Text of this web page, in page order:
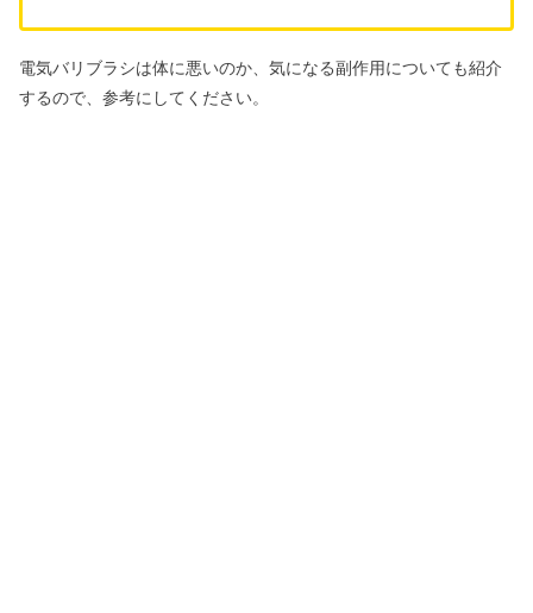
電気バリブラシは体に悪いのか、気になる副作用についても紹介
するので、参考にしてください。